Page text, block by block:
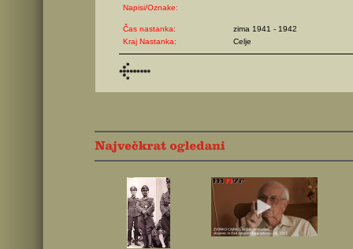
Napisi/Oznake:
Čas nastanka:
zima 1941 - 1942
Kraj Nastanka:
Celje